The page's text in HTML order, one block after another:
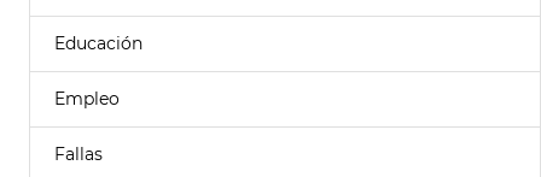
Educación
Empleo
Fallas